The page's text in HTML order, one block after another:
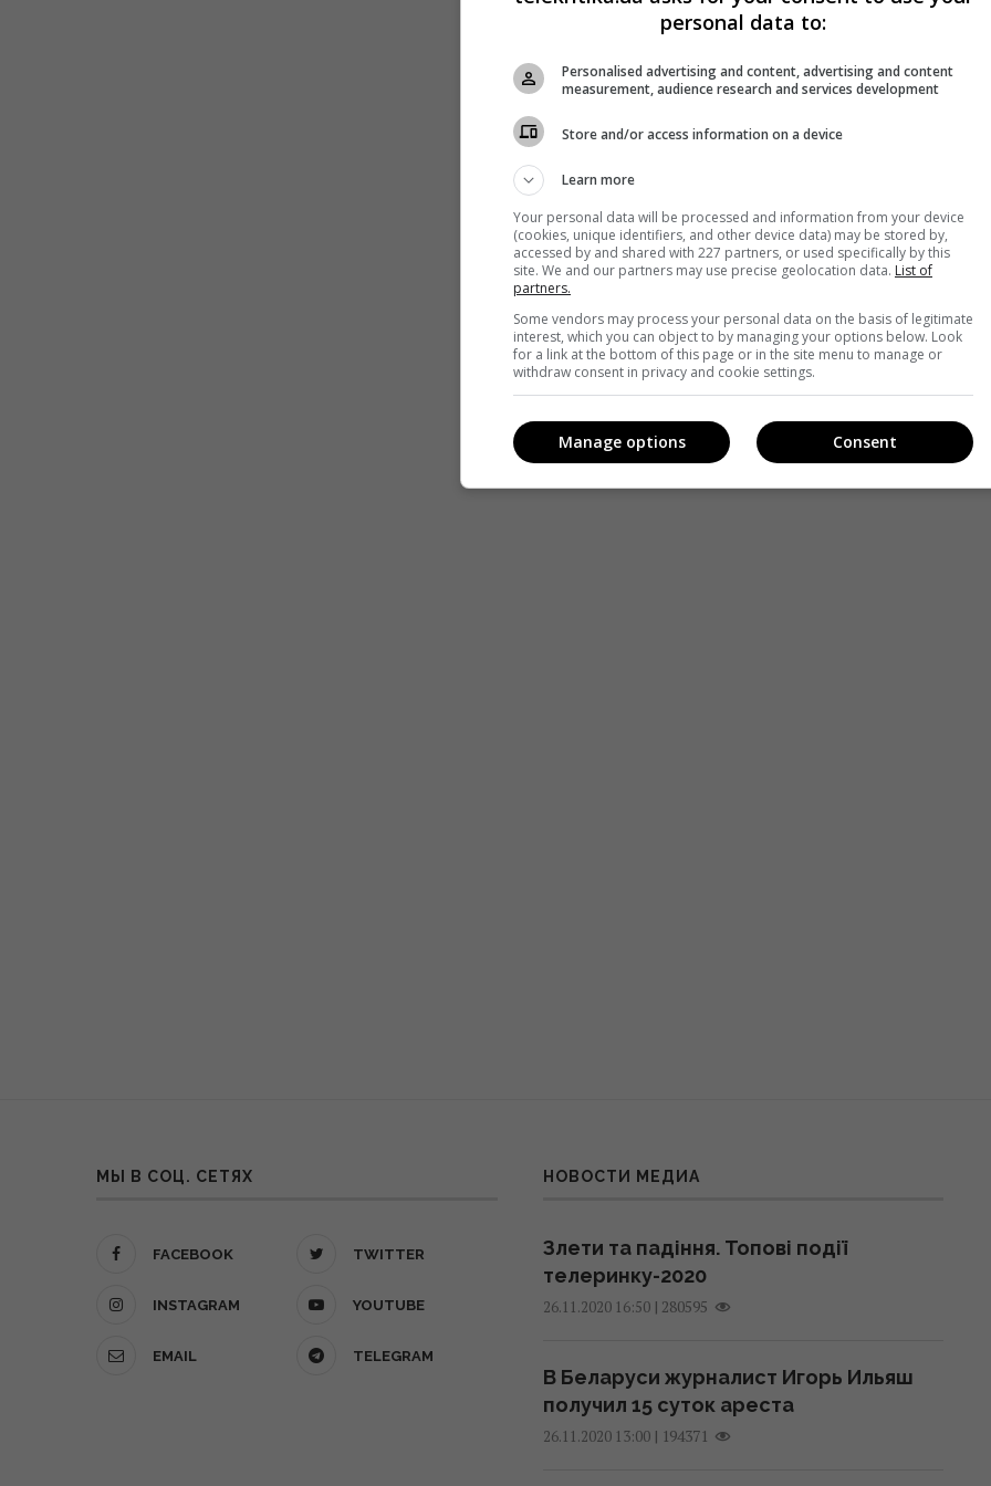
МЫ В СОЦ. СЕТЯХ
FACEBOOK TWITTER
INSTAGRAM YOUTUBE
EMAIL TELEGRAM
НОВОСТИ МЕДИА
Злети та падіння. Топові події
телеринку-2020
26.11.2020 16:50| 280595
В Беларуси журналист Игорь Ильяш
получил 15 суток ареста
26.11.2020 13:00| 194371
personal data to:
Personalised advertising and content, advertising and content
measurement, audience research and services development
Store and/or access information on a device
Learn more
Your personal data will be processed and information from your device
(cookies, unique identifiers, and other device data) may be stored by,
accessed by and shared with 227 partners, or used specifically by this
site. We and our partners may use precise geolocation data. List of
partners.
Some vendors may process your personal data on the basis of legitimate
interest, which you can object to by managing your options below. Look
for a link at the bottom of this page or in the site menu to manage or
withdraw consent in privacy and cookie settings.
Consent
Manage options